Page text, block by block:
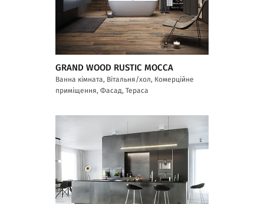
GRAND WOOD RUSTIC MOCCA
Ванна кімната, Вітальня/хол, Комерційне
приміщення, Фасад, Тераса